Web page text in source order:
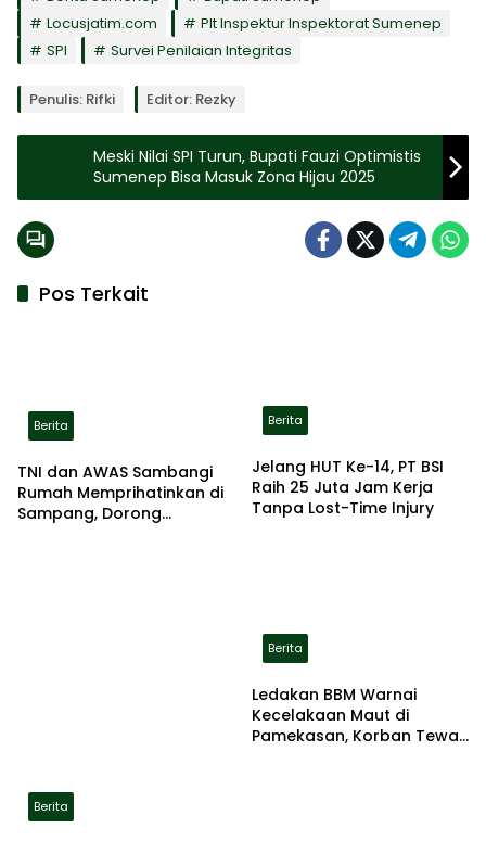
Locusjatim.com
Plt Inspektur Inspektorat Sumenep
SPI
Survei Penilaian Integritas
Penulis: Rifki Editor: Rezky
Meski Nilai SPI Turun, Bupati Fauzi Optimistis
Sumenep Bisa Masuk Zona Hijau 2025
Pos Terkait
Berita
TNI dan AWAS Sambangi
Rumah Memprihatinkan di
Sampang, Dorong
Berita
Jelang HUT Ke-14, PT BSI
Raih 25 Juta Jam Kerja
Tanpa Lost-Time Injury
Berita
Berita
Ledakan BBM Warnai
Kecelakaan Maut di
Pamekasan, Korban Tewas